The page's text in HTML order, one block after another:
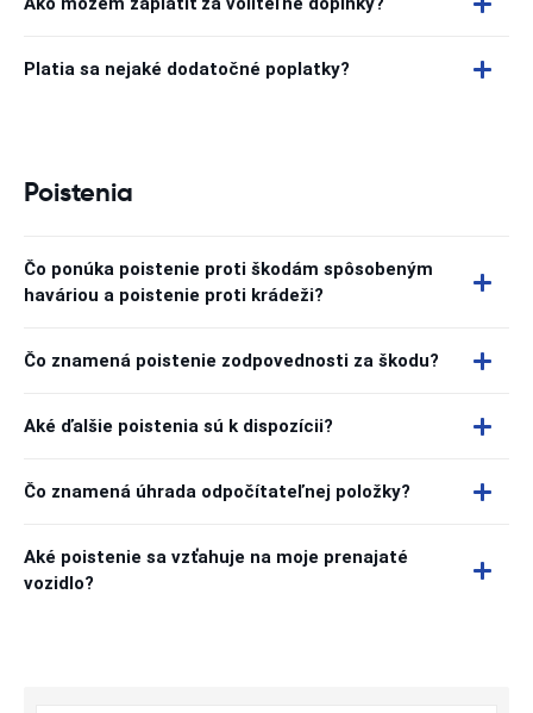
Platia sa nejaké dodatočné poplatky?
Poistenia
Čo ponúka poistenie proti škodám spôsobeným
haváriou a poistenie proti krádeži?
Čo znamená poistenie zodpovednosti za škodu?
Aké ďalšie poistenia sú k dispozícii?
Čo znamená úhrada odpočítateľnej položky?
Aké poistenie sa vzťahuje na moje prenajaté
vozidlo?